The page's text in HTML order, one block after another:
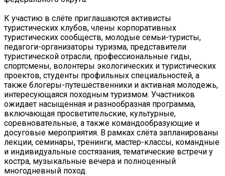
К участию в слёте приглашаются активисты
туристических клубов, члены корпоративных
туристических сообществ, молодые семьи-туристы,
педагоги-организаторы туризма, представители
туристической отрасли, профессиональные гиды,
спортсмены, волонтеры экологических и туристических
проектов, студенты профильных специальностей, а
также блогеры-путешественники и активная молодежь,
интересующаяся походным туризмом. Участников
ожидает насыщенная и разнообразная программа,
включающая просветительские, культурные,
соревновательные, а также командообразующие и
досуговые мероприятия. В рамках слёта запланированы
лекции, семинары, тренинги, мастер-классы, командные
и индивидуальные состязания, тематические встречи у
костра, музыкальные вечера и полноценный
многодневный поход.